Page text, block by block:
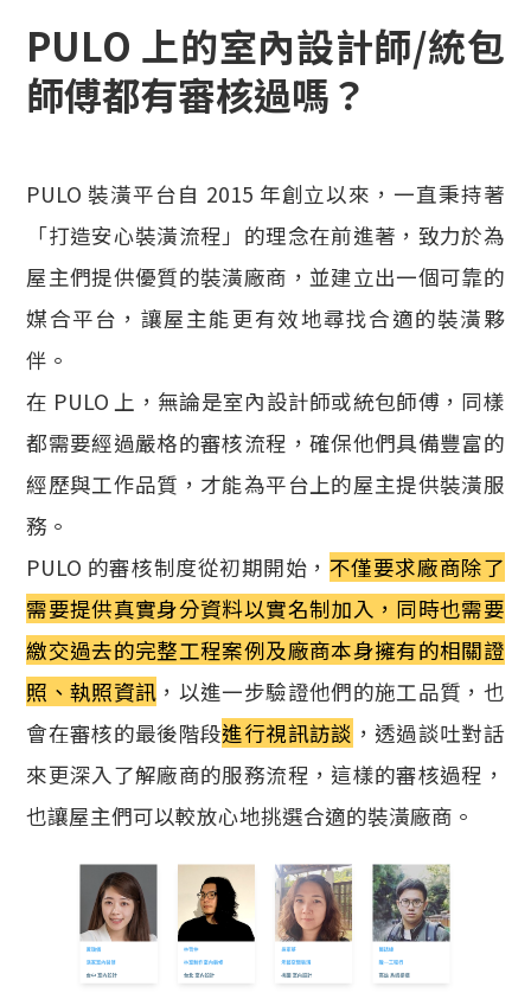
PULO 上的室內設計師/統包
師傅都有審核過嗎？
PULO 裝潢平台自 2015 年創立以來，一直秉持著
「打造安心裝潢流程」的理念在前進著，致力於為
屋主們提供優質的裝潢廠商，並建立出一個可靠的
媒合平台，讓屋主能更有效地尋找合適的裝潢夥
伴。
在 PULO 上，無論是室內設計師或統包師傅，同樣
都需要經過嚴格的審核流程，確保他們具備豐富的
經歷與工作品質，才能為平台上的屋主提供裝潢服
務。
PULO 的審核制度從初期開始， 不僅要求廠商除了
需要提供真實身分資料以實名制加入，同時也需要
繳交過去的完整工程案例及廠商本身擁有的相關證
照、執照資訊 ，以進一步驗證他們的施工品質，也
會在審核的最後階段進行視訊訪談 ，透過談吐對話
來更深入了解廠商的服務流程，這樣的審核過程，
也讓屋主們可以較放心地挑選合適的裝潢廠商。